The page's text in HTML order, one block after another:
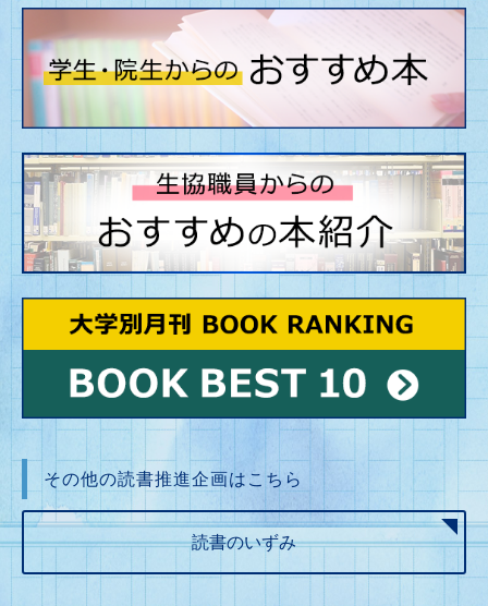
その他の読書推進企画はこちら
読書のいずみ